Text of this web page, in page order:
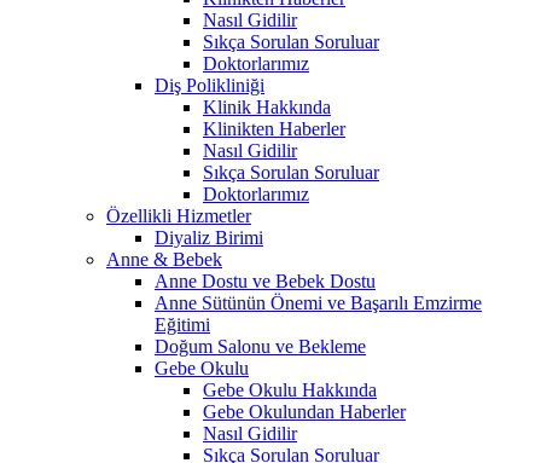
Nasıl Gidilir
Sıkça Sorulan Soruluar
Doktorlarımız
Diş Polikliniği
Klinik Hakkında
Klinikten Haberler
Nasıl Gidilir
Sıkça Sorulan Soruluar
Doktorlarımız
Özellikli Hizmetler
Diyaliz Birimi
Anne & Bebek
Anne Dostu ve Bebek Dostu
Anne Sütünün Önemi ve Başarılı Emzirme
Eğitimi
Doğum Salonu ve Bekleme
Gebe Okulu
Gebe Okulu Hakkında
Gebe Okulundan Haberler
Nasıl Gidilir
Sıkça Sorulan Soruluar